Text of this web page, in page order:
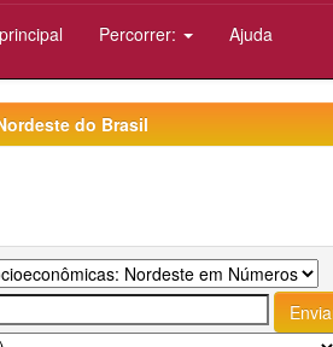
Percorrer: Ajuda
do Brasil